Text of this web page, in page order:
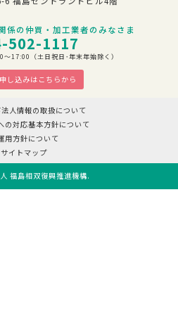
係の仲買・加工業者のみなさま
502-1117
17:00（土日祝日･年末年始除く）
し込みはこちらから
人情報の取扱について
の対応基本方針について
用方針について
サイトマップ
福島相双復興推進機構.